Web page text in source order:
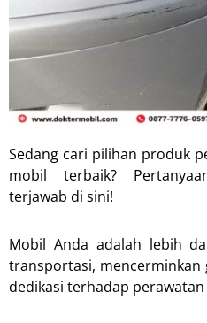
Sedang cari pilihan produk
mobil terbaik?
terjawab di sini!
Mobil Anda adalah lebih
transportasi, mencerminkan
dedikasi terhadap perawatan